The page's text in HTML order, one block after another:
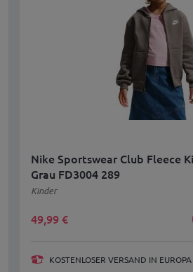
Nike Sportswear Club Fleece
Grau FD3004 289
Kinder
49,99 €
KOSTENLOSER VERSAND IN